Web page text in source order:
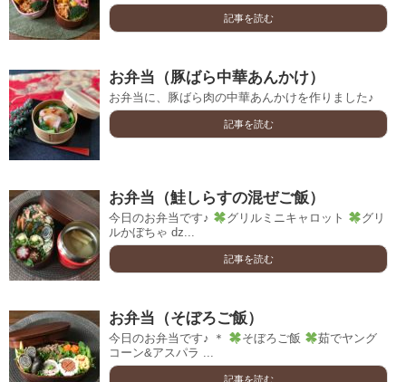
記事を読む
お弁当（豚ばら中華あんかけ）
お弁当に、豚ばら肉の中華あんかけを作りました♪
記事を読む
お弁当（鮭しらすの混ぜご飯）
今日のお弁当です♪ グリルミニキャロット
グリ
ルかぼちゃ ǳ...
記事を読む
お弁当（そぼろご飯）
今日のお弁当です♪ ＊ そぼろご飯
茹でヤング
コーン&アスパラ ...
記事を読む